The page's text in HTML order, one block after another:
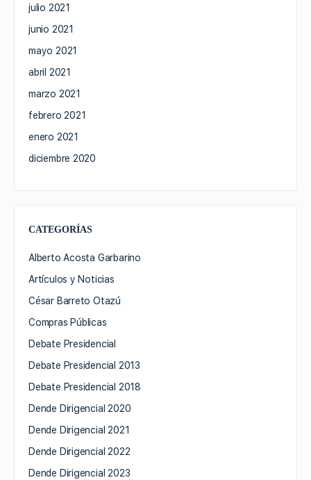
julio 2021
junio 2021
mayo 2021
abril 2021
marzo 2021
febrero 2021
enero 2021
diciembre 2020
CATEGORÍAS
Alberto Acosta Garbarino
Artículos y Noticias
César Barreto Otazú
Compras Públicas
Debate Presidencial
Debate Presidencial 2013
Debate Presidencial 2018
Dende Dirigencial 2020
Dende Dirigencial 2021
Dende Dirigencial 2022
Dende Dirigencial 2023